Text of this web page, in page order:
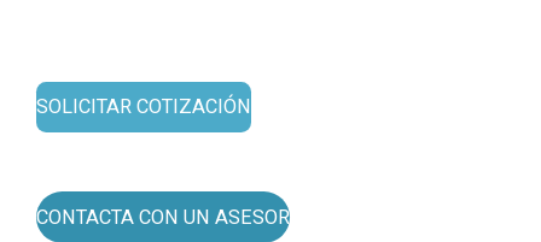
SOLICITAR COTIZACIÓN
CONTACTA CON UN ASESOR